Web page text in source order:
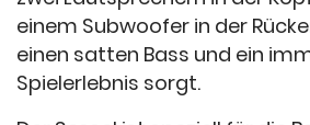
einem Subwoofer in der
einen satten Bass und ein
Spielerlebnis sorgt.